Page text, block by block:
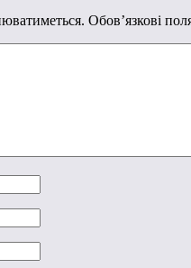
Обов’язкові